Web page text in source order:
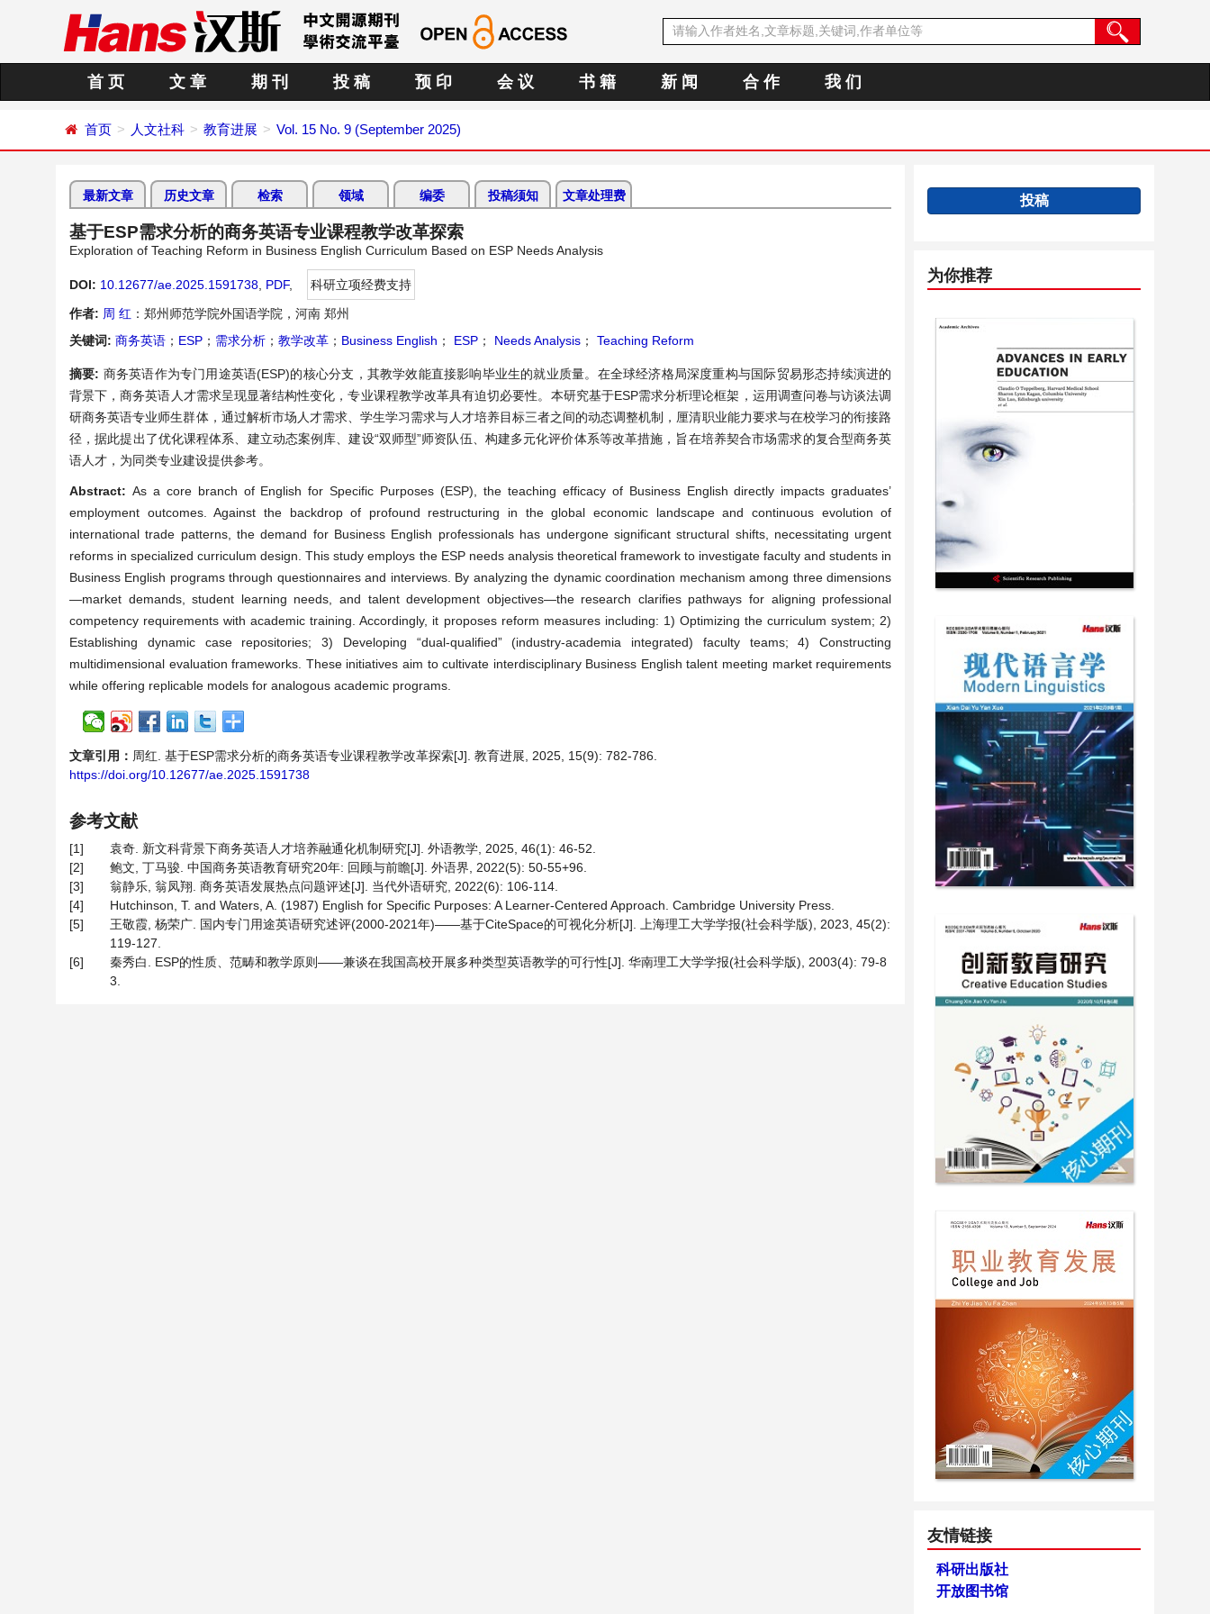
首 页 文 章 期 刊 投 稿 预 印 会 议 书 籍 新 闻 合 作 我 们
首页 人文社科 教育进展 Vol. 15 No. 9 (September 2025)
最新文章 历史文章 检索 领域 编委 投稿须知 文章处理费
基于ESP需求分析的商务英语专业课程教学改革探索
Exploration of Teaching Reform in Business English Curriculum Based on ESP Needs Analysis
DOI: 10.12677/ae.2025.1591738 PDF,
科研立项经费支持
作者: 周 红 ：郑州师范学院外国语学院，河南 郑州
关键词: 商务英语 ； ESP ； 需求分析 ； 教学改革 ； Business English ； ESP ； Needs Analysis ； Teaching Reform
摘要: 商务英语作为专门用途英语(ESP)的核心分支，其教学效能直接影响毕业生的就业质量。在全球经济格局深度重构与国际贸易形态持续演进的
背景下，商务英语人才需求呈现显著结构性变化，专业课程教学改革具有迫切必要性。本研究基于ESP需求分析理论框架，运用调查问卷与访谈法调
研商务英语专业师生群体，通过解析市场人才需求、学生学习需求与人才培养目标三者之间的动态调整机制，厘清职业能力要求与在校学习的衔接路
径，据此提出了优化课程体系、建立动态案例库、建设“双师型”师资队伍、构建多元化评价体系等改革措施，旨在培养契合市场需求的复合型商务英
语人才，为同类专业建设提供参考。
Abstract: As a core branch of English for Specific Purposes (ESP), the teaching efficacy of Business English directly impacts graduates’
employment outcomes. Against the backdrop of profound restructuring in the global economic landscape and continuous evolution of
international trade patterns, the demand for Business English professionals has undergone significant structural shifts, necessitating urgent
reforms in specialized curriculum design. This study employs the ESP needs analysis theoretical framework to investigate faculty and students in
Business English programs through questionnaires and interviews. By analyzing the dynamic coordination mechanism among three dimensions
—market demands, student learning needs, and talent development objectives—the research clarifies pathways for aligning professional
competency requirements with academic training. Accordingly, it proposes reform measures including: 1) Optimizing the curriculum system; 2)
Establishing dynamic case repositories; 3) Developing “dual-qualified” (industry-academia integrated) faculty teams; 4) Constructing
multidimensional evaluation frameworks. These initiatives aim to cultivate interdisciplinary Business English talent meeting market requirements
while offering replicable models for analogous academic programs.
文章引用： 周红. 基于ESP需求分析的商务英语专业课程教学改革探索[J]. 教育进展, 2025, 15(9): 782-786.
https://doi.org/10.12677/ae.2025.1591738
参考文献
[1]
袁奇. 新文科背景下商务英语人才培养融通化机制研究[J]. 外语教学, 2025, 46(1): 46-52.
[2]
鲍文, 丁马骏. 中国商务英语教育研究20年: 回顾与前瞻[J]. 外语界, 2022(5): 50-55+96.
[3]
翁静乐, 翁凤翔. 商务英语发展热点问题评述[J]. 当代外语研究, 2022(6): 106-114.
[4]
Hutchinson, T. and Waters, A. (1987) English for Specific Purposes: A Learner-Centered Approach. Cambridge University Press.
[5]
王敬霞, 杨荣广. 国内专门用途英语研究述评(2000-2021年)——基于CiteSpace的可视化分析[J]. 上海理工大学学报(社会科学版), 2023, 45(2):
119-127.
[6]
秦秀白. ESP的性质、范畴和教学原则——兼谈在我国高校开展多种类型英语教学的可行性[J]. 华南理工大学学报(社会科学版), 2003(4): 79-8
3.
投稿
为你推荐
友情链接
科研出版社
开放图书馆